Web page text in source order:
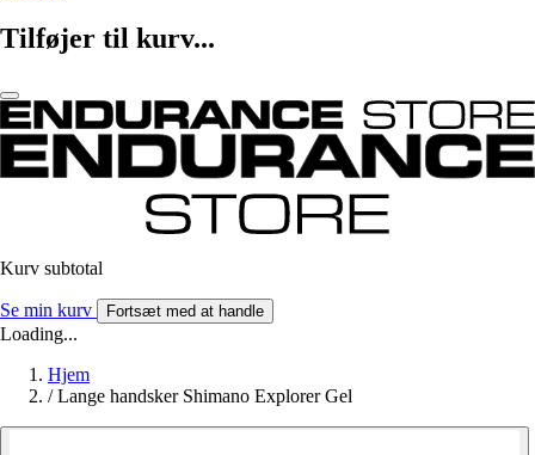
Tilføjer til kurv...
Kurv subtotal
Se min kurv Fortsæt med at handle
Loading...
Hjem
/ Lange handsker Shimano Explorer Gel